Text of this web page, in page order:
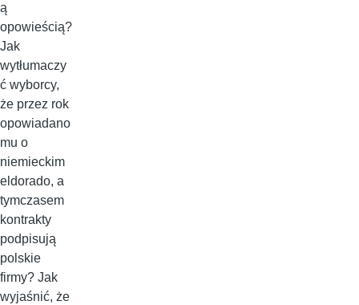
ą
opowieścią?
Jak
wytłumaczy
ć wyborcy,
że przez rok
opowiadano
mu o
niemieckim
eldorado, a
tymczasem
kontrakty
podpisują
polskie
firmy? Jak
wyjaśnić, że